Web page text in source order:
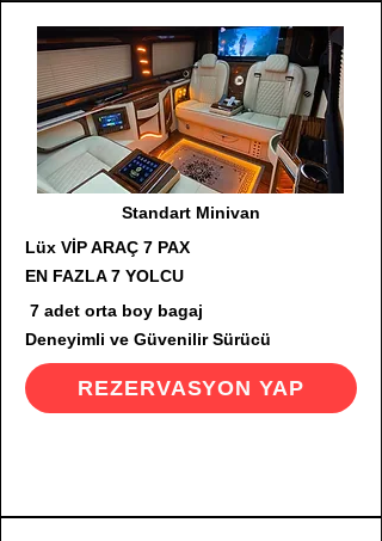
Standart Minivan
Lüx VİP ARAÇ 7 PAX
EN FAZLA 7 YOLCU
7 adet orta boy bagaj
Deneyimli ve Güvenilir Sürücü
REZERVASYON YAP